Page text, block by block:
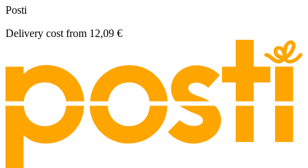
Posti
Delivery cost from 12,09 €